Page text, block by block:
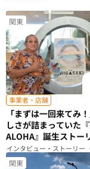
関東
事業者・店舗
「まずは一回来てみ
しさが詰まっていた
ALOHA』誕生ストー
川県）
インタビュー・ストーリー
Story）
関東